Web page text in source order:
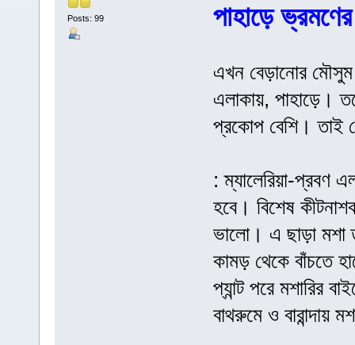
Posts: 99 পাহাড়ে
এখন বেড়ানোর
এলাকায়, পাহাড়ে।
প্রকোপ বেশি। তাই
: ম্যালেরিয়া-প্রবণ
হবে। বিশেষ
ভালো। এ ছাড়া মশা
কামড় থেকে বাঁচতে
প্যান্ট পরে মশারির
বাথরুমে ও বারান্দায়